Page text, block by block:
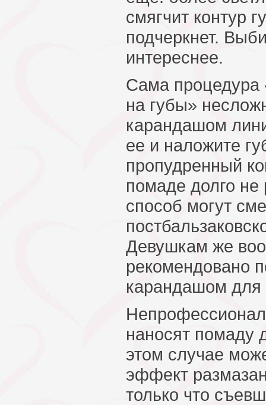
смягчит контур
подчеркнет.
интереснее.
Сама процедура
на губы»
карандашом
ее и наложите
пропудренный
помаде долго не
способ могут
Девушкам же
рекомендовано
карандашом для
наносят помаду
этом случае
эффект
только что